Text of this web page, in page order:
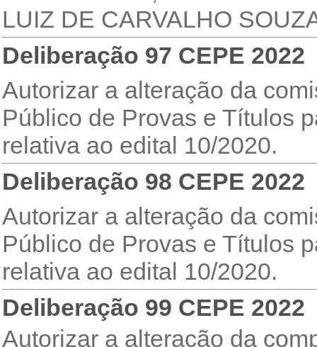
LUIZ DE CARVALHO
Deliberação 97 CEPE 2022
Autorizar a alteração da
Público de Provas e Títulos
relativa ao edital 10/2020.
Deliberação 98 CEPE 2022
Autorizar a alteração da
Público de Provas e Títulos
relativa ao edital 10/2020.
Deliberação 99 CEPE 2022
Autorizar a alteração da